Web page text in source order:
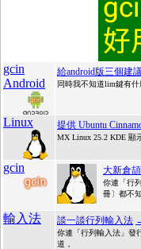
gcin
Android
給android版三個建
同時我不知道lim鍵有什
Linux 提供 Ubuntu
MX Linux 25.2 KDE 顯
gcin 大新倉
你連「行
冊〕都不知
輸入法 談一談行列輸入法
你連「行列輸入法」發
道，